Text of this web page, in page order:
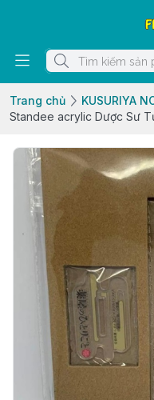
Trang chủ
KUSURIYA
Standee acrylic Dược Sư